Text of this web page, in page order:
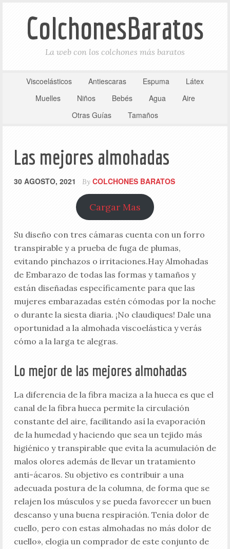
ColchonesBaratos
La web con los colchones más baratos
Viscoelásticos Antiescaras Espuma
Látex
Muelles
Niños Bebés Agua
Aire
Otras Guías
Tamaños
Las mejores almohadas
30 AGOSTO, 2021 By COLCHONES BARATOS
Cargar Mas
Su diseño con tres cámaras cuenta con un forro
transpirable y a prueba de fuga de plumas,
evitando pinchazos o irritaciones.Hay Almohadas
de Embarazo de todas las formas y tamaños y
están diseñadas específicamente para que las
mujeres embarazadas estén cómodas por la noche
o durante la siesta diaria. ¡No claudiques! Dale una
oportunidad a la almohada viscoelástica y verás
cómo a la larga te alegras.
Lo mejor de las mejores almohadas
La diferencia de la fibra maciza a la hueca es que el
canal de la fibra hueca permite la circulación
constante del aire, facilitando así la evaporación
de la humedad y haciendo que sea un tejido más
higiénico y transpirable que evita la acumulación de
malos olores además de llevar un tratamiento
anti-ácaros. Su objetivo es contribuir a una
adecuada postura de la columna, de forma que se
relajen los músculos y se pueda favorecer un buen
descanso y una buena respiración. Tenía dolor de
cuello, pero con estas almohadas no más dolor de
cuello», elogia un comprador de este conjunto de